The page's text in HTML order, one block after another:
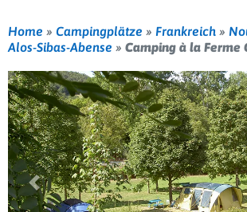
Home » Campingplätze » Frankreich »
Alos-Sibas-Abense » Camping à la Ferme
Vorherige